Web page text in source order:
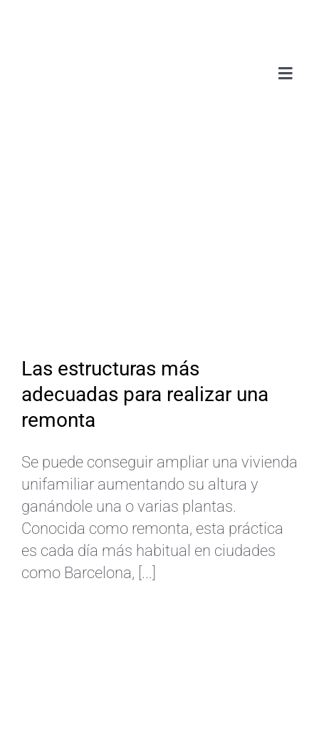
Las estructuras más
adecuadas para realizar una
remonta
Se puede conseguir ampliar una vivienda
unifamiliar aumentando su altura y
ganándole una o varias plantas.
Conocida como remonta, esta práctica
es cada día más habitual en ciudades
como Barcelona, [...]